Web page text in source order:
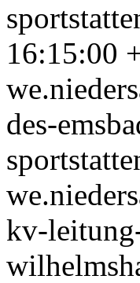
16:15:00
des-
kv-